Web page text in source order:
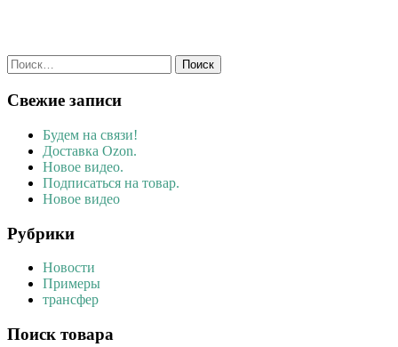
Найти:
Свежие записи
Будем на связи!
Доставка Ozon.
Новое видео.
Подписаться на товар.
Новое видео
Рубрики
Новости
Примеры
трансфер
Поиск товара